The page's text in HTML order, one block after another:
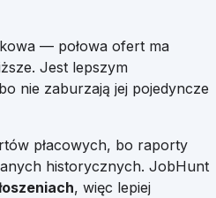
— połowa ofert ma
Jest lepszym
nie zaburzają jej pojedyncze
płacowych, bo raporty
historycznych. JobHunt
, więc lepiej